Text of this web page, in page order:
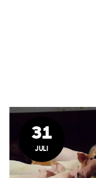
31
JULI